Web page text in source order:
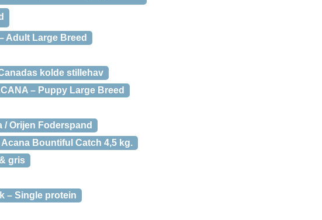
Adult Large Breed
kolde stillehav
– Puppy Large Breed
/ Orijen Foderspand
Acana Bountiful Catch 4,5 kg.
gris
– Single protein